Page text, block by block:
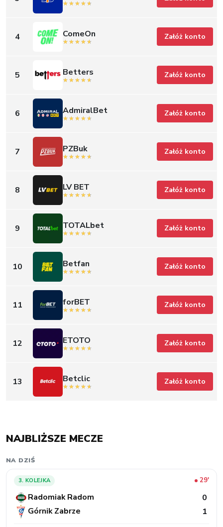
4 ComeOn Załóż konto
5 Betters Załóż konto
6 AdmiralBet Załóż konto
7 PZBuk Załóż konto
8 LV BET Załóż konto
9 TOTALbet Załóż konto
10 Betfan Załóż konto
11 forBET Załóż konto
12 ETOTO Załóż konto
13 Betclic Załóż konto
NAJBLIŻSZE MECZE
NA DZIŚ
3. KOLEJKA 29'
Radomiak Radom
0
Górnik Zabrze
1